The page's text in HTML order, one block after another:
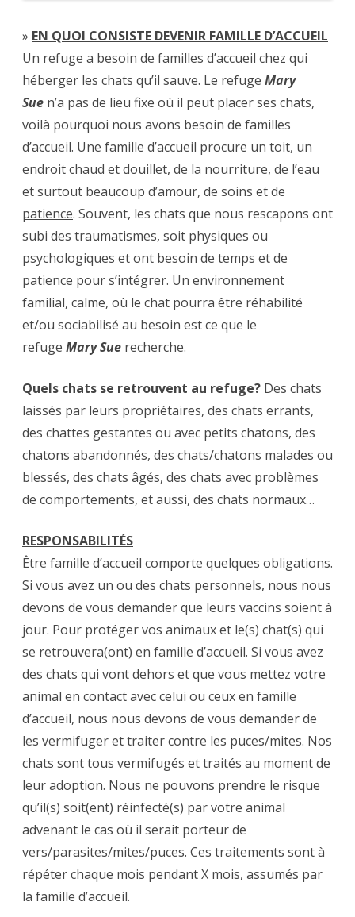
» EN QUOI CONSISTE DEVENIR FAMILLE D’ACCUEIL
Un refuge a besoin de familles d’accueil chez qui
héberger les chats qu’il sauve. Le refuge Mary
Sue n’a pas de lieu fixe où il peut placer ses chats,
voilà pourquoi nous avons besoin de familles
d’accueil. Une famille d’accueil procure un toit, un
endroit chaud et douillet, de la nourriture, de l’eau
et surtout beaucoup d’amour, de soins et de
patience. Souvent, les chats que nous rescapons ont
subi des traumatismes, soit physiques ou
psychologiques et ont besoin de temps et de
patience pour s’intégrer. Un environnement
familial, calme, où le chat pourra être réhabilité
et/ou sociabilisé au besoin est ce que le
refuge Mary Sue recherche.
Quels chats se retrouvent au refuge? Des chats
laissés par leurs propriétaires, des chats errants,
des chattes gestantes ou avec petits chatons, des
chatons abandonnés, des chats/chatons malades ou
blessés, des chats âgés, des chats avec problèmes
de comportements, et aussi, des chats normaux…
RESPONSABILITÉS
Être famille d’accueil comporte quelques obligations.
Si vous avez un ou des chats personnels, nous nous
devons de vous demander que leurs vaccins soient à
jour. Pour protéger vos animaux et le(s) chat(s) qui
se retrouvera(ont) en famille d’accueil. Si vous avez
des chats qui vont dehors et que vous mettez votre
animal en contact avec celui ou ceux en famille
d’accueil, nous nous devons de vous demander de
les vermifuger et traiter contre les puces/mites. Nos
chats sont tous vermifugés et traités au moment de
leur adoption. Nous ne pouvons prendre le risque
qu’il(s) soit(ent) réinfecté(s) par votre animal
advenant le cas où il serait porteur de
vers/parasites/mites/puces. Ces traitements sont à
répéter chaque mois pendant X mois, assumés par
la famille d’accueil.